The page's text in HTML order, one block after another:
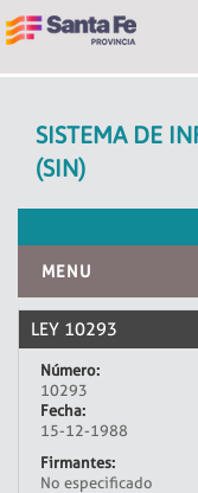
SISTEMA DE
(SIN)
MENU
INICIO
LEY 10293
Número:
10293
Fecha:
15-12-1988
Firmantes:
No especificado